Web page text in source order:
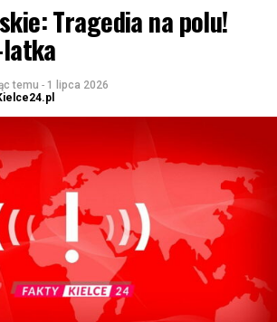
Tragedia na polu!
latka
temu - 1 lipca 2026